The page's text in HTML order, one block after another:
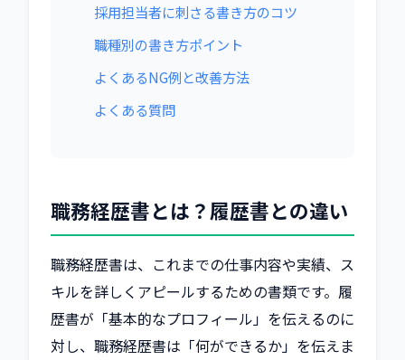
採用担当者に刺さる書き方のコツ
職種別の書き方ポイント
よくあるNG例と改善方法
よくある質問
職務経歴書とは？履歴書との違い
職務経歴書は、これまでの仕事内容や実績、ス
キルを詳しくアピールするための書類です。履
歴書が「基本的なプロフィール」を伝えるのに
対し、職務経歴書は「何ができるか」を伝えま